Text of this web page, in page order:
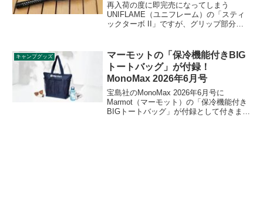
再入荷の度に即完売になってしまう
UNIFLAME（ユニフレーム）の「スティ
ックターボ II」ですが、グリップ部分や
Ballistics（バリスティックス）製のオプ
ションパーツでカスタマイズしました。
詳細をレビューします。
キャンプグッズ
マーモットの「保冷機能付きBIG
トートバッグ」が付録！
MonoMax 2026年6月号
宝島社のMonoMax 2026年6月号に
Marmot（マーモット）の「保冷機能付き
BIGトートバッグ」が付録として付きま